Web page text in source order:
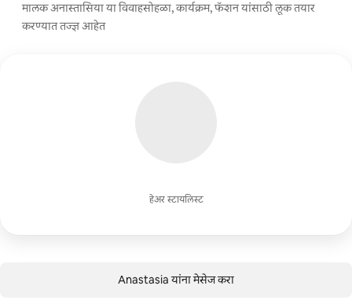
हेअर स्टायलिस्ट
मालक अनास्तासिया या विवाहसोहळा, कार्यक्रम, फॅशन यांसाठी लूक तयार
करण्यात तज्ज्ञ आहेत
Anastasia यांना मेसेज करा